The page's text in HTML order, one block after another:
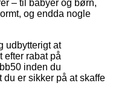
– til babyer og børn,
og endda nogle
udbytterigt at
efter rabat på
inden du
er sikker på at skaffe